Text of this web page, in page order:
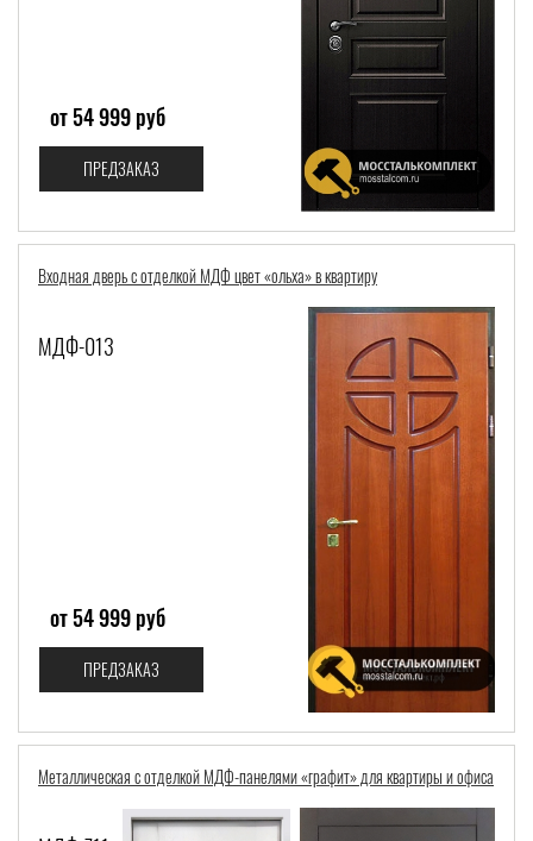
от 54 999 руб
ПРЕДЗАКАЗ
Входная дверь с отделкой МДФ цвет «ольха» в квартиру
МДФ-013
от 54 999 руб
ПРЕДЗАКАЗ
Металлическая с отделкой МДФ-панелями «графит» для квартиры и офиса